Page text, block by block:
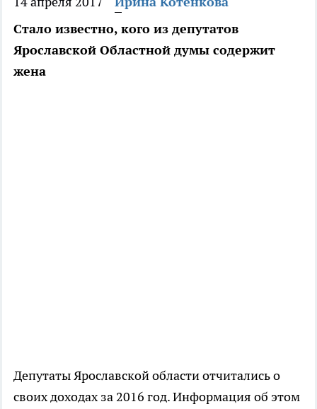
Стало известно, кого из депутатов
Ярославской Областной думы содержит
жена
Депутаты Ярославской области отчитались о
своих доходах за 2016 год. Информация об этом